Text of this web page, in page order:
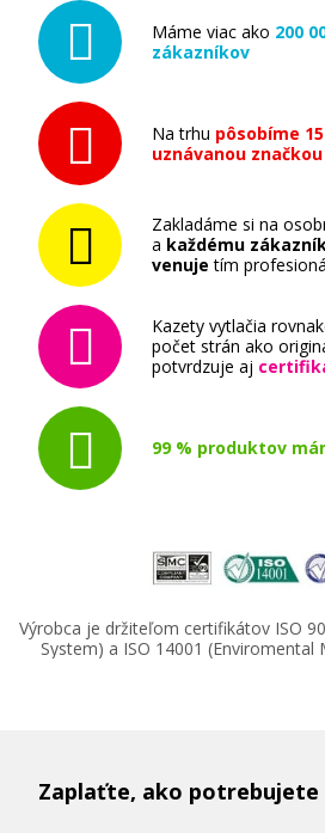
Máme viac ako 200
zákazníkov
Na trhu pôsobíme
uznávanou značkou
Zakladáme si na
a každému
venuje tím
Kazety vytlačia
počet strán ako
potvrdzuje aj
99 % produktov
Výrobca je držiteľom certifikátov ISO
System) a ISO 14001 (Enviromental
Zaplaťte, ako potrebujete